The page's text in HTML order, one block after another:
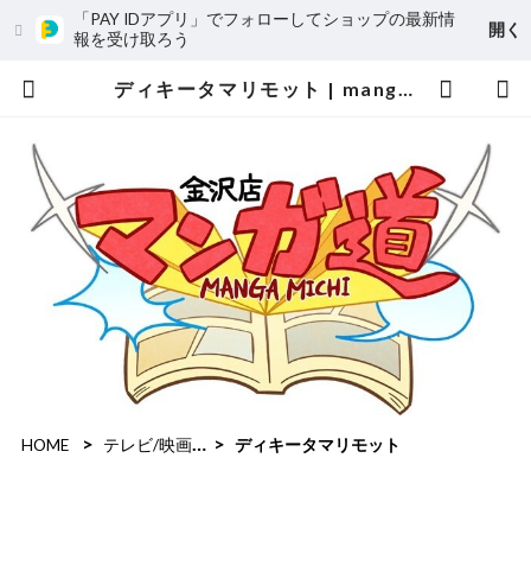
「PAY IDアプリ」でフォローしてショップの最新情
報を受け取ろう
開く
ディキータマリモット | mangamichi
HOME テレビ/映画作品 ディキータマリモット